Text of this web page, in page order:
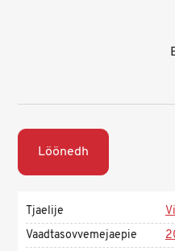
Löönedh
Tjaelije
Vaadtasovvemejaepie